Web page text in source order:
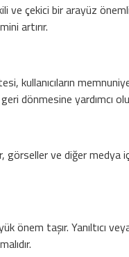
ve çekici bir arayüz
artırır.
kullanıcıların
dönmesine yardımcı
ve diğer medya
önem taşır. Yanıltıcı